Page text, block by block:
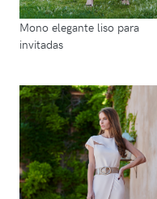
Mono elegante liso para
invitadas